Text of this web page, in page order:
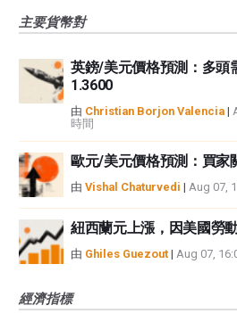
主要貨幣對
英鎊/美元價格預測：多頭
1.3600
由 Christian Borjon Valencia |
時間
歐元/美元價格預測：買家
由 Vishal Chaturvedi | Aug 07,
紐西蘭元上漲，因美國勞
由 Ghiles Guezout | Aug 07,
經濟指標